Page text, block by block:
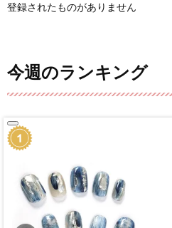
登録されたものがありません
今週のランキング